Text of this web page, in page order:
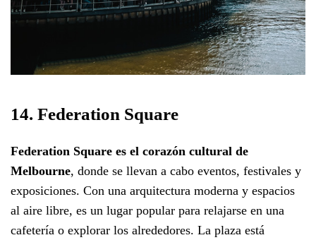
14. Federation Square
Federation Square es el corazón cultural de
Melbourne, donde se llevan a cabo eventos, festivales y
exposiciones. Con una arquitectura moderna y espacios
al aire libre, es un lugar popular para relajarse en una
cafetería o explorar los alrededores. La plaza está